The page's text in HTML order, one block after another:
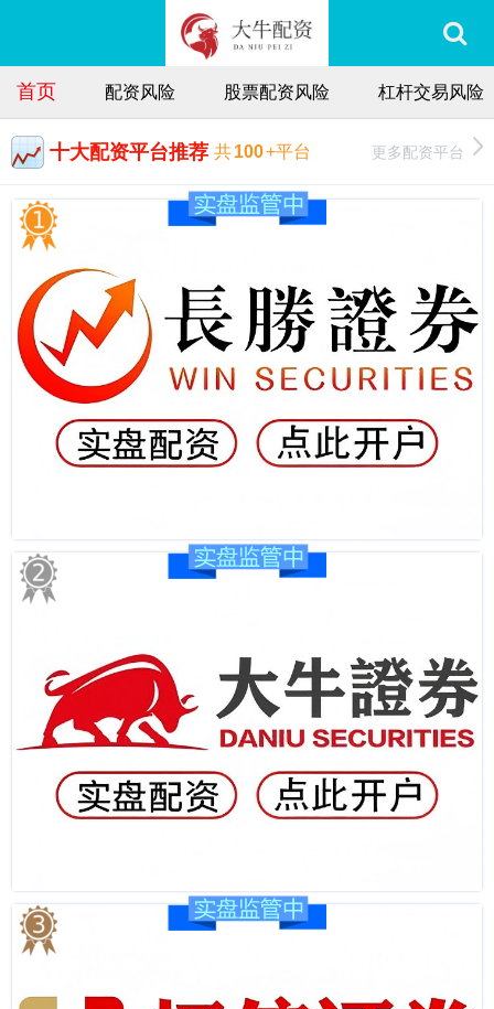
首页 配资风险 股票配资风险 杠杆交易风险
十大配资平台推荐 共100+平台 更多配资平台